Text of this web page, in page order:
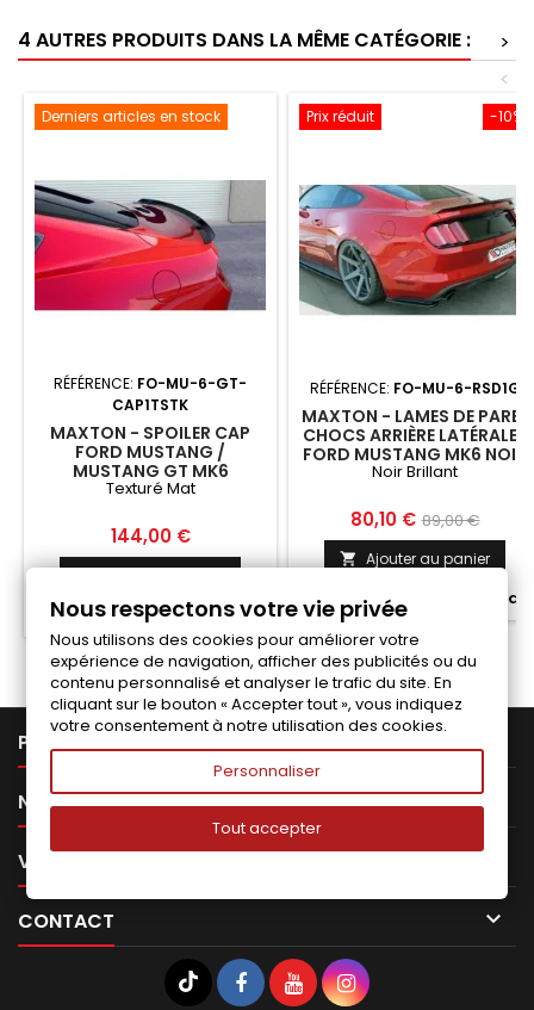
4 AUTRES PRODUITS DANS LA MÊME CATÉGORIE :
>
<
Derniers articles en stock
RÉFÉRENCE: FO-MU-6-GT-
CAP1TSTK
MAXTON - SPOILER CAP
FORD MUSTANG /
MUSTANG GT MK6
TEXTURÉ MAT
Texturé Mat
Prix
144,00 €
Derniers articles en stock
-10%
Prix réduit
RÉFÉRENCE: FO-MU-6-RSD1G
MAXTON - LAMES DE PARE-
CHOCS ARRIÈRE LATÉRALES
FORD MUSTANG MK6 NOIR
BRILLANT
Noir Brillant
Prix
80,10 € Prix
de
89,00 €
 Ajouter au panier
Fabriqué a la commande
PRODUITS
NOTRE SOCIÉTÉ 
VOTRE COMPTE 
CONTACT 
Nous respectons votre vie privée
Nous utilisons des cookies pour améliorer votre
expérience de navigation, afficher des publicités ou du
contenu personnalisé et analyser le trafic du site. En
cliquant sur le bouton « Accepter tout », vous indiquez
votre consentement à notre utilisation des cookies.
Personnaliser
Tout accepter